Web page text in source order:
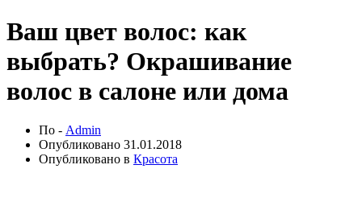
Ваш цвет волос: как
выбрать? Окрашивание
волос в салоне или дома
По - Admin
Опубликовано 31.01.2018
Опубликовано в Красота